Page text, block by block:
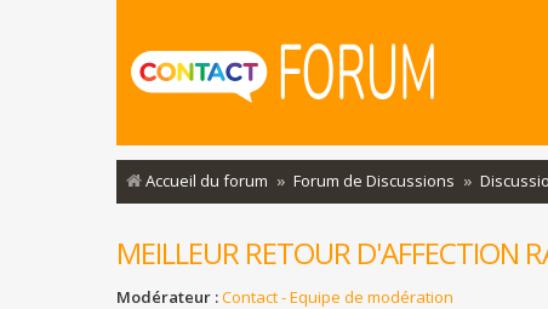
Accueil du forum Forum de Discussions
MEILLEUR RETOUR D'AFFECTION
Modérateur :Contact - Equipe de modération